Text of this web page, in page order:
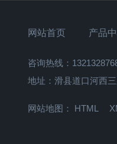
网站首页 产品
咨询热线：
地址：滑县道口河西
网站地图： HTML